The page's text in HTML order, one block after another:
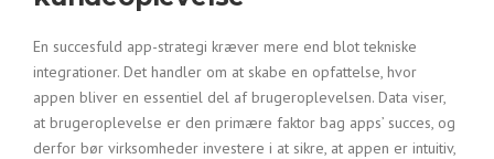
En succesfuld app-strategi kræver mere end blot tekniske
integrationer. Det handler om at skabe en opfattelse, hvor
appen bliver en essentiel del af brugeroplevelsen. Data viser,
at brugeroplevelse er den primære faktor bag apps’ succes, og
derfor bør virksomheder investere i at sikre, at appen er intuitiv,